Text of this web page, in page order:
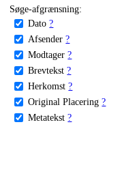
Søge-afgrænsning:
Dato ?
Afsender ?
Modtager ?
Brevtekst ?
Herkomst ?
Original Placering ?
Metatekst ?